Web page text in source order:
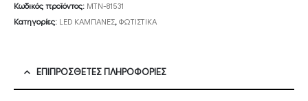
Κωδικός προϊόντος: MTN-81531
Κατηγορίες: LED ΚΑΜΠΑΝΕΣ, ΦΩΤΙΣΤΙΚΑ
ΕΠΙΠΡΌΣΘΕΤΕΣ ΠΛΗΡΟΦΟΡΊΕΣ